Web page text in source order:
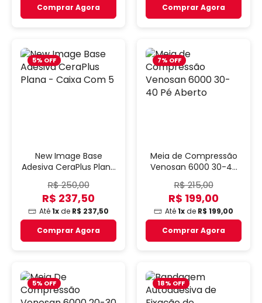
Comprar Agora
Comprar Agora
5% OFF
New Image Base
Adesiva CeraPlus Plana
- Caixa Com 5
R$ 250,00
R$ 237,50
Até1xde R$ 237,50
Comprar Agora
7% OFF
Meia de Compressão
Venosan 6000 30-40
Pé Aberto
R$ 215,00
R$ 199,00
Até1xde R$ 199,00
Comprar Agora
5% OFF 18% OFF